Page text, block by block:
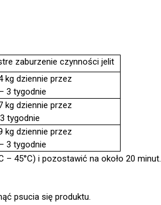
zaburzenie czynności jelit
kg dziennie przez
3 tygodnie
kg dziennie przez
tygodnie
kg dziennie przez
3 tygodnie
45°C) i pozostawić na około 20 minut.
psucia się produktu.